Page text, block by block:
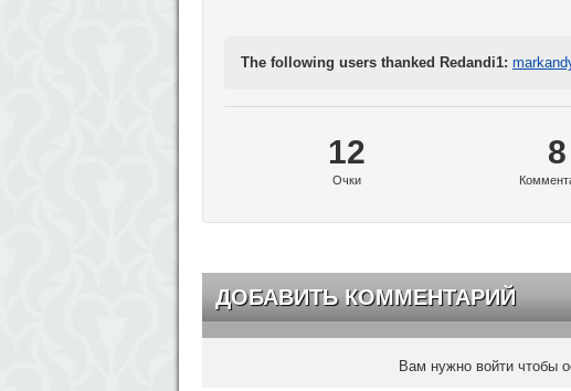
The following users thanked Redandi1:
12
Очки
8
ДОБАВИТЬ КОММЕНТАРИЙ
Вам нужно войти чтобы